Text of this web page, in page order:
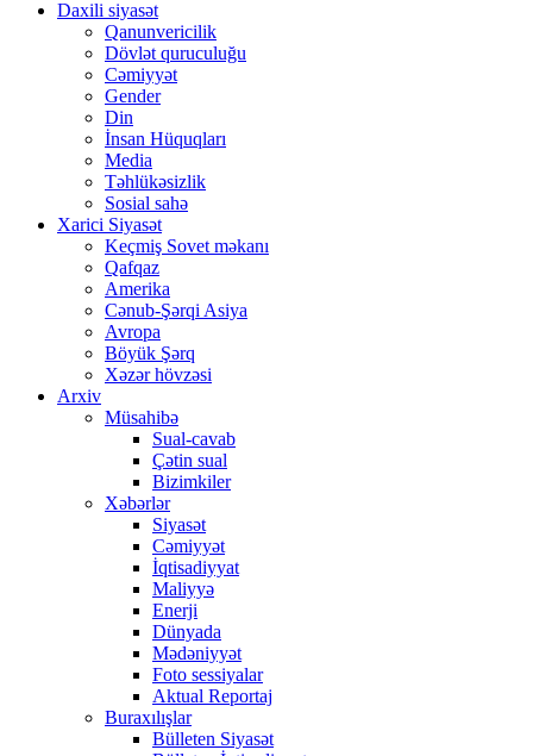
Daxili siyasət
Qanunvericilik
Dövlət quruculuğu
Cəmiyyət
Gender
Din
İnsan Hüquqları
Media
Təhlükəsizlik
Sosial sahə
Xarici Siyasət
Keçmiş Sovet məkanı
Qafqaz
Amerika
Cənub-Şərqi Asiya
Avropa
Böyük Şərq
Xəzər hövzəsi
Arxiv
Müsahibə
Sual-cavab
Çətin sual
Bizimkiler
Xəbərlər
Siyasət
Cəmiyyət
İqtisadiyyat
Maliyyə
Enerji
Dünyada
Mədəniyyət
Foto sessiyalar
Aktual Reportaj
Buraxılışlar
Bülleten Siyasət